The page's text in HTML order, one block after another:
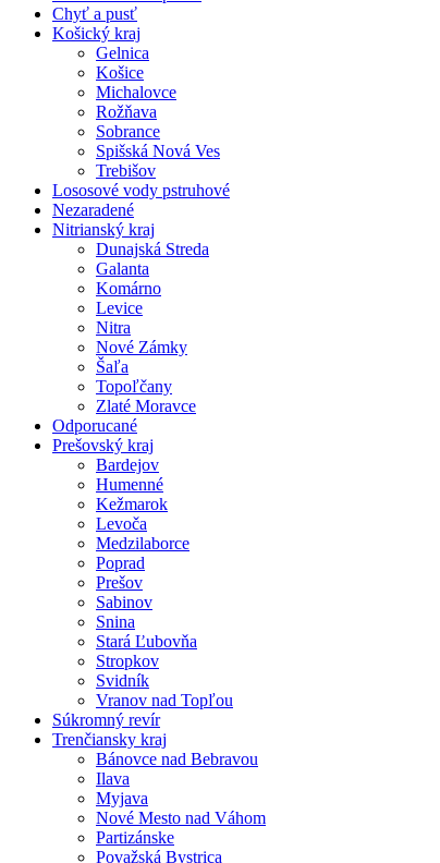
Chyť a pusť
Košický kraj
Gelnica
Košice
Michalovce
Rožňava
Sobrance
Spišská Nová Ves
Trebišov
Lososové vody pstruhové
Nezaradené
Nitrianský kraj
Dunajská Streda
Galanta
Komárno
Levice
Nitra
Nové Zámky
Šaľa
Topoľčany
Zlaté Moravce
Odporucané
Prešovský kraj
Bardejov
Humenné
Kežmarok
Levoča
Medzilaborce
Poprad
Prešov
Sabinov
Snina
Stará Ľubovňa
Stropkov
Svidník
Vranov nad Topľou
Súkromný revír
Trenčiansky kraj
Bánovce nad Bebravou
Ilava
Myjava
Nové Mesto nad Váhom
Partizánske
Považská Bystrica